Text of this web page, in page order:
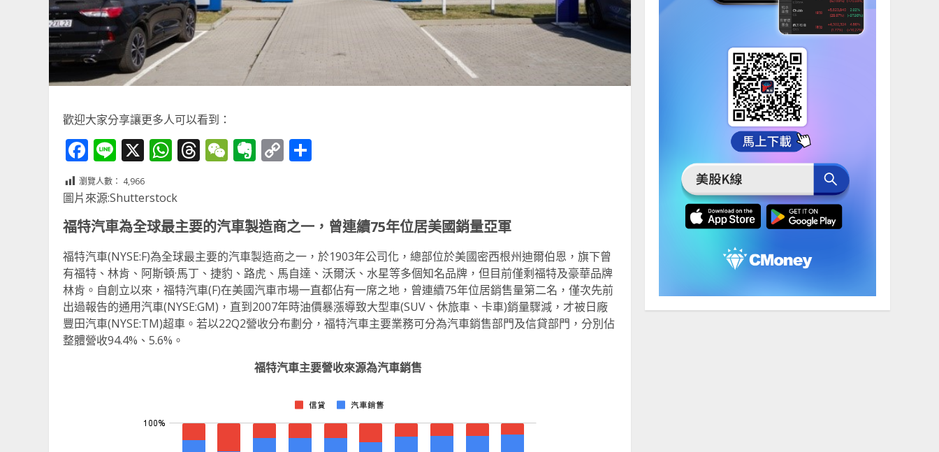
歡迎大家分享讓更多人可以看到：
Facebook
Line
X WhatsApp
Threads
WeChat
Evernote
Copy
瀏覽人數： 4,966
圖片來源:Shutterstock
福特汽車為全球最主要的汽車製造商之一，曾連續75年位居美國銷量亞軍
福特汽車(NYSE:F)為全球最主要的汽車製造商之一，於1903年公司化，總部位於美國密西根州迪爾伯恩，旗下曾
有福特、林肯、阿斯頓·馬丁、捷豹、路虎、馬自達、沃爾沃、水星等多個知名品牌，但目前僅剩福特及豪華品牌
林肯。自創立以來，福特汽車(F)在美國汽車市場一直都佔有一席之地，曾連續75年位居銷售量第二名，僅次先前
出過報告的通用汽車(NYSE:GM)，直到2007年時油價暴漲導致大型車(SUV、休旅車、卡車)銷量驟減，才被日廠
豐田汽車(NYSE:TM)超車。若以22Q2營收分布劃分，福特汽車主要業務可分為汽車銷售部門及信貸部門，分別佔
整體營收94.4%、5.6%。
福特汽車主要營收來源為汽車銷售